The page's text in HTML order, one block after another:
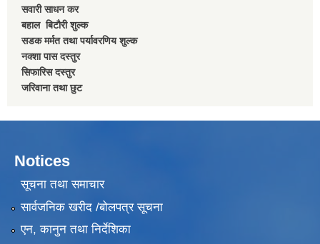
सवारी साधन कर
बहाल बिटाैरी शुल्क
सडक मर्मत तथा पर्यावरणिय शुल्क
नक्शा पास दस्तुर
सिफारिस दस्तुर
जरिवाना तथा छुट
Notices
सूचना तथा समाचार
सार्वजनिक खरीद /बोलपत्र सूचना
एन, कानुन तथा निर्देशिका